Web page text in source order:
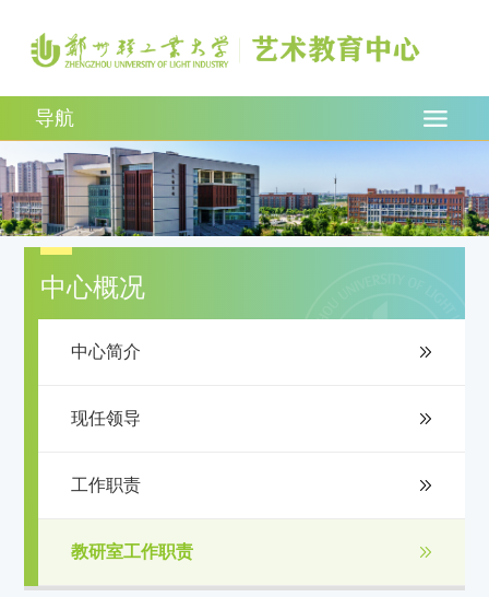
导航
中心概况
中心简介
现任领导
工作职责
教研室工作职责